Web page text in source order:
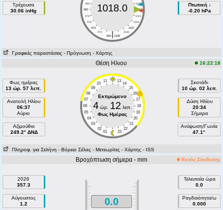
Τρέχουσα
30.06 inHg
985
1015
982
1018
979
1021
976
1024
973
1027
970
1030
|
964 1036
1018.0
Πτωτική ↓
-0.20 hPa
Γραφικές παραστάσεις - Πρόγνωση - Χάρτης
Θέση Ηλιου 16:22:18
Φως ημέρας
13 ώρ. 57 λεπ.
Ανατολή Ηλίου
06:37
Αύριο
Aζιμούθιο
249.2° ΔΝΔ
11 13
10
14
09
15
08
16
07
17
06
18
05
19
04
20
03
21
02
22
01 23
Εκτιμώμενο
4ώρ. 12 λεπ.
Φως Ημέρας
Σκοτάδι
10 ώρ. 02 λεπ.
Δύση Ηλίου
20:34
Σήμερα
Ανύψωση/Γωνία
47.1°
Πληροφ. για Σελήνη - Βόρειο Σέλας - Μετεωρίτες - Χάρτης - ISS
Βροχόπτωση σήμερα - mm Εκτός Σύνδεσης
2026
357.3
Αύγουστος
1.2
0.0
Τελευταία ώρα
0.0
Ραγδαιότητα/ω
0.000